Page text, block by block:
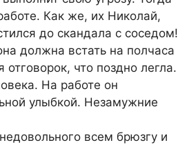
Как же, их Николай,
до скандала с соседом!
должна встать на полчаса
что поздно легла.
На работе он
улыбкой. Незамужние
всем брюзгу и